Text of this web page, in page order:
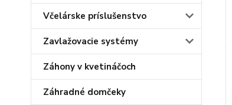
Včelárske príslušenstvo
Zavlažovacie systémy
Záhony v kvetináčoch
Záhradné domčeky